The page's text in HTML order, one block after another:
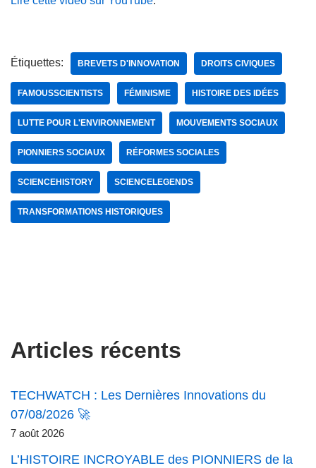
Étiquettes: BREVETS D'INNOVATION DROITS CIVIQUES
FAMOUSSCIENTISTS FÉMINISME HISTOIRE DES IDÉES
LUTTE POUR L'ENVIRONNEMENT MOUVEMENTS SOCIAUX
PIONNIERS SOCIAUX RÉFORMES SOCIALES
SCIENCEHISTORY SCIENCELEGENDS
TRANSFORMATIONS HISTORIQUES
Articles récents
TECHWATCH : Les Dernières Innovations du
07/08/2026 🚀
7 août 2026
L’HISTOIRE INCROYABLE des PIONNIERS de la